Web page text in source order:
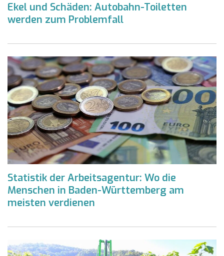
Ekel und Schäden: Autobahn-Toiletten
werden zum Problemfall
Statistik der Arbeitsagentur: Wo die
Menschen in Baden-Württemberg am
meisten verdienen